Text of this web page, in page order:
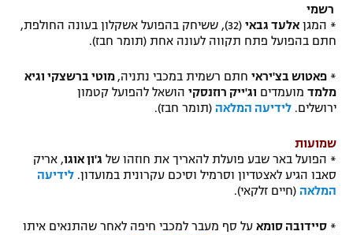
תקנון משתתפים וזוכים בפרסים
תקנון עבור פעילות אלקטרה
תקנון עבור פעילות ספורט 1 – "מרלן"
טניס
מדיניות פרטיות
תקנון פעילות ספורט 1
פוטבול אמריקאי NFL
בייסבול MLB
ספורט אתגרי ואקסטרים
אומנויות לחימה
גיימינג E-Sports
רשמי
* המגן אלעד גבאי
(32), ששיחק בהפועל אשקלון בעונה החולפת,
חתם בהפועל פתח תקווה לעונה אחת (תומר חבז).
* פאטוש בצ'יראי חתם רשמית במכבי נתניה, מוטי ברשצקי וגיא
מלמד מועמדים וג'ייק רוזנסקי הושאל להפועל קטמון
ירושלים. לידיעה המלאה (תומר חבז).
שמועות
* הפועל באר שבע פועלת להאריך את חוזהו של ג'ון אוגו, אריק
סאבו הגיע לאצטדיון וסרמיל וסיכם עקרונית במועדון. לידיעה
המלאה (חיים זלקאי).
* סיידובה סומא על סף מעבר למכבי חיפה לאחר שהתנאים איתו